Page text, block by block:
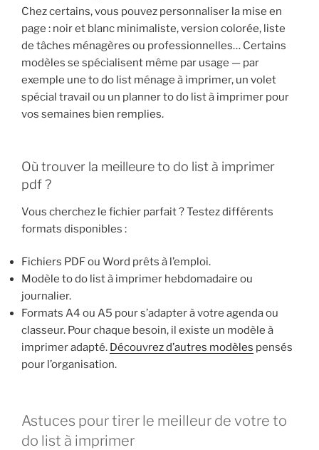
Chez certains, vous pouvez personnaliser la mise en
page : noir et blanc minimaliste, version colorée, liste
de tâches ménagères ou professionnelles… Certains
modèles se spécialisent même par usage — par
exemple une to do list ménage à imprimer, un volet
spécial travail ou un planner to do list à imprimer pour
vos semaines bien remplies.
Où trouver la meilleure to do list à imprimer
pdf ?
Vous cherchez le fichier parfait ? Testez différents
formats disponibles :
Fichiers PDF ou Word prêts à l’emploi.
Modèle to do list à imprimer hebdomadaire ou
journalier.
Formats A4 ou A5 pour s’adapter à votre agenda ou
classeur. Pour chaque besoin, il existe un modèle à
imprimer adapté. Découvrez d’autres modèles pensés
pour l’organisation.
Astuces pour tirer le meilleur de votre to
do list à imprimer